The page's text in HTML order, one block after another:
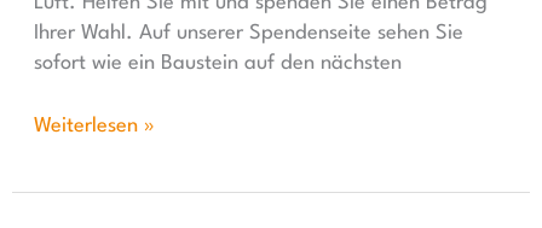
Ihrer Wahl. Auf unserer Spendenseite sehen Sie
sofort wie ein Baustein auf den nächsten
Weiterlesen »